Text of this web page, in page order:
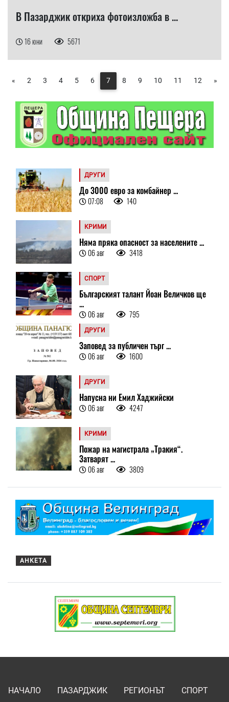
В Пазарджик откриха фотоизложба в ...
16 юни 5671
« 2 3 4 5 6 7 8 9 10 11 12 »
ДРУГИ
До 3000 евро за комбайнер ...
07:08 140
КРИМИ
Няма пряка опасност за населените ...
06 авг 3418
СПОРТ
Българският талант Йоан Величков ще
...
06 авг 795
ДРУГИ
Заповед за публичен търг ...
06 авг 1600
ДРУГИ
Напусна ни Емил Хаджийски
06 авг 4247
КРИМИ
Пожар на магистрала „Тракия“.
Затварят ...
06 авг 3809
АНКЕТА
НАЧАЛО ПАЗАРДЖИК РЕГИОНЪТ
СПОРТ